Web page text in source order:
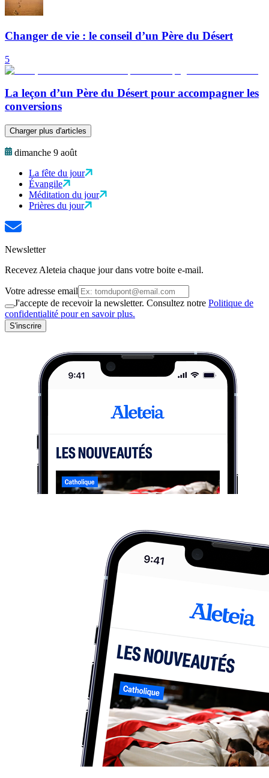
Changer de vie : le conseil d’un Père du Désert
5
La leçon d’un Père du Désert pour accompagner les
conversions
Charger plus d'articles
dimanche 9 août
La fête du jour
Évangile
Méditation du jour
Prières du jour
Newsletter
Recevez Aleteia chaque jour dans votre boite e-mail.
Votre adresse email
J'accepte de recevoir la newsletter. Consultez notre Politique de
confidentialité pour en savoir plus.
S'inscrire